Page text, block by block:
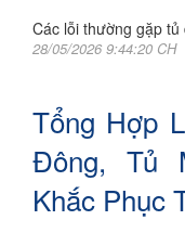
Các lỗi thường gặp
28/05/2026 9:44:20 CH
Tổng Hợp
Đông, Tủ
Khắc Phục